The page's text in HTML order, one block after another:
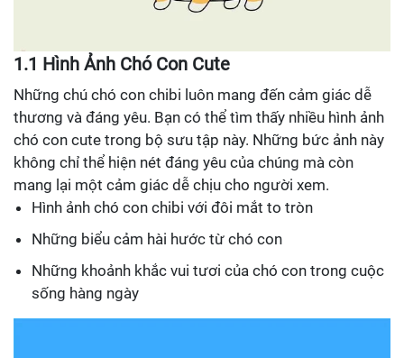
1.1 Hình Ảnh Chó Con Cute
Những chú chó con chibi luôn mang đến cảm giác dễ
thương và đáng yêu. Bạn có thể tìm thấy nhiều hình ảnh
chó con cute trong bộ sưu tập này. Những bức ảnh này
không chỉ thể hiện nét đáng yêu của chúng mà còn
mang lại một cảm giác dễ chịu cho người xem.
Hình ảnh chó con chibi với đôi mắt to tròn
Những biểu cảm hài hước từ chó con
Những khoảnh khắc vui tươi của chó con trong cuộc
sống hàng ngày